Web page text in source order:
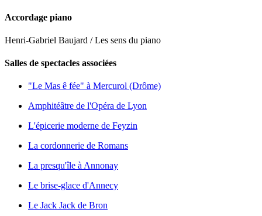
Accordage piano
Henri-Gabriel Baujard / Les sens du piano
Salles de spectacles associées
"Le Mas ê fée" à Mercurol (Drôme)
Amphitéâtre de l'Opéra de Lyon
L'épicerie moderne de Feyzin
La cordonnerie de Romans
La presqu'île à Annonay
Le brise-glace d'Annecy
Le Jack Jack de Bron